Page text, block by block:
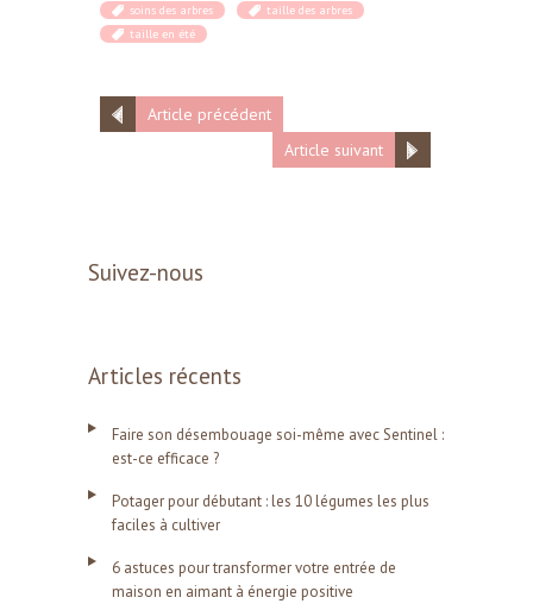
soins des arbres
taille des arbres
taille en été
Article précédent
Article suivant
Suivez-nous
Articles récents
Faire son désembouage soi-même avec Sentinel :
est-ce efficace ?
Potager pour débutant : les 10 légumes les plus
faciles à cultiver
6 astuces pour transformer votre entrée de
maison en aimant à énergie positive